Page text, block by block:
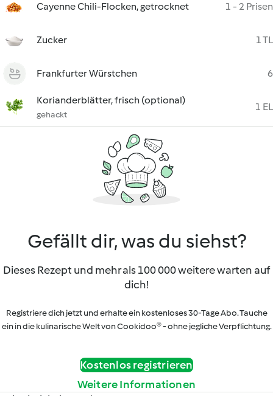
Cayenne Chili-Flocken, getrocknet 1 - 2 Prisen
Zucker 1 TL
Frankfurter Würstchen 6
Korianderblätter, frisch (optional)
gehackt
1 EL
Gefällt dir, was du siehst?
Dieses Rezept und mehr als 100 000 weitere warten auf
dich!
Registriere dich jetzt und erhalte ein kostenloses 30-Tage Abo. Tauche
ein in die kulinarische Welt von Cookidoo® - ohne jegliche Verpflichtung.
Kostenlos registrieren
Weitere Informationen